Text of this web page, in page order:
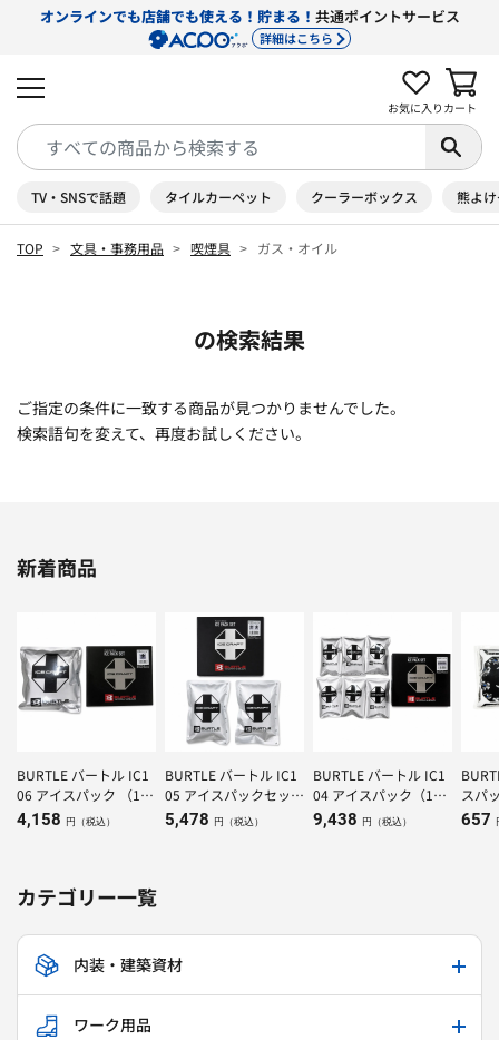
オンラインでも店舗でも使える！貯まる！ 共通ポイントサービス
詳細はこちら
お気に入り カート
TV・SNSで話題 タイルカーペット クーラーボックス 熊よ
TOP 文具・事務用品 喫煙具 ガス・オイル
の検索結果
ご指定の条件に一致する商品が見つかりませんでした。
検索語句を変えて、再度お試しください。
新着商品
BURTLE バートル IC1
06 アイスパック （1K
g）×1個
4,158 円（税込）
BURTLE バートル IC1
05 アイスパックセット
（500g）×２個
5,478 円（税込）
BURTLE バートル IC1
04 アイスパック（150
g）×6個
9,438 円（税込）
スパ
657
カテゴリー一覧
内装・建築資材
ワーク用品